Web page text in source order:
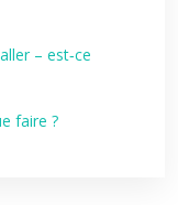
– est‑ce
faire ?